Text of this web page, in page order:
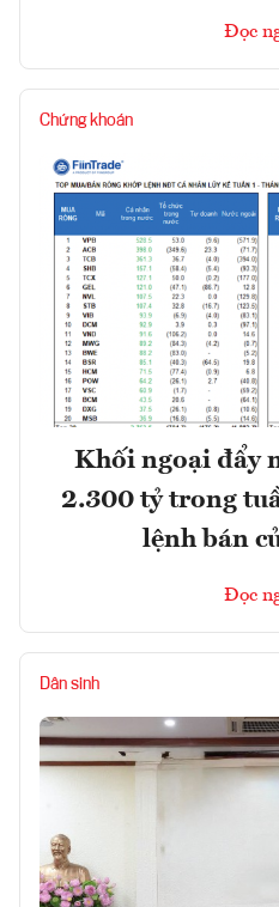
Đọc
Chứng khoán
Khối ngoại đẩy
2.300 tỷ trong
lệnh bán
Đọc
Dân sinh